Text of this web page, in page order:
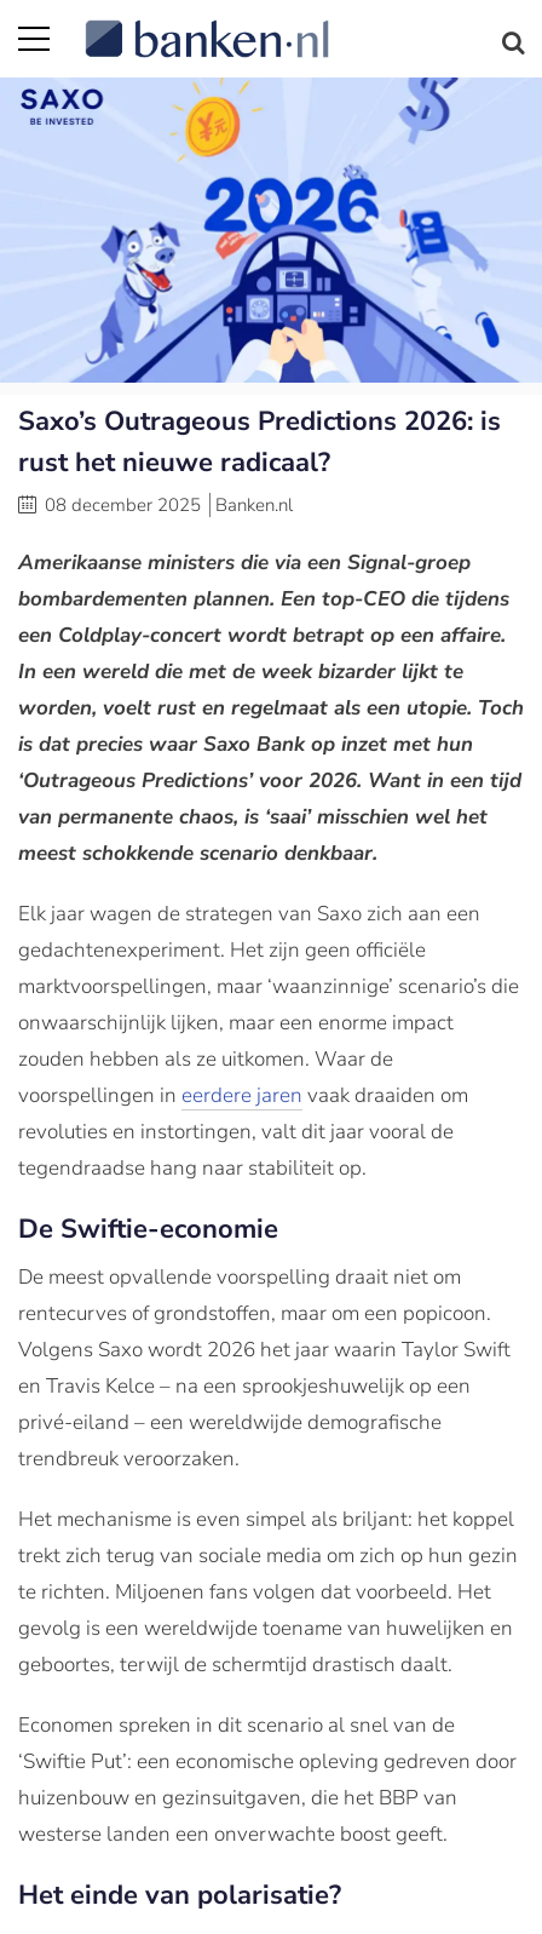
Saxo’s Outrageous Predictions 2026: is
rust het nieuwe radicaal?
08 december 2025 Banken.nl
Amerikaanse ministers die via een Signal-groep
bombardementen plannen. Een top-CEO die tijdens
een Coldplay-concert wordt betrapt op een affaire.
In een wereld die met de week bizarder lijkt te
worden, voelt rust en regelmaat als een utopie. Toch
is dat precies waar Saxo Bank op inzet met hun
‘Outrageous Predictions’ voor 2026. Want in een tijd
van permanente chaos, is ‘saai’ misschien wel het
meest schokkende scenario denkbaar.
Elk jaar wagen de strategen van Saxo zich aan een
gedachtenexperiment. Het zijn geen officiële
marktvoorspellingen, maar ‘waanzinnige’ scenario’s die
onwaarschijnlijk lijken, maar een enorme impact
zouden hebben als ze uitkomen. Waar de
voorspellingen in eerdere jaren vaak draaiden om
revoluties en instortingen, valt dit jaar vooral de
tegendraadse hang naar stabiliteit op.
De Swiftie-economie
De meest opvallende voorspelling draait niet om
rentecurves of grondstoffen, maar om een popicoon.
Volgens Saxo wordt 2026 het jaar waarin Taylor Swift
en Travis Kelce – na een sprookjeshuwelijk op een
privé-eiland – een wereldwijde demografische
trendbreuk veroorzaken.
Het mechanisme is even simpel als briljant: het koppel
trekt zich terug van sociale media om zich op hun gezin
te richten. Miljoenen fans volgen dat voorbeeld. Het
gevolg is een wereldwijde toename van huwelijken en
geboortes, terwijl de schermtijd drastisch daalt.
Economen spreken in dit scenario al snel van de
‘Swiftie Put’: een economische opleving gedreven door
huizenbouw en gezinsuitgaven, die het BBP van
westerse landen een onverwachte boost geeft.
Het einde van polarisatie?